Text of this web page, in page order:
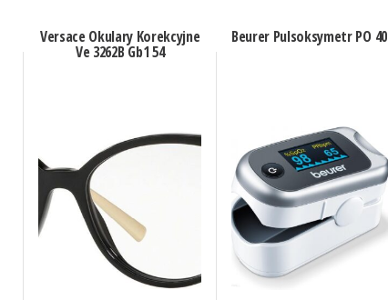
Versace Okulary Korekcyjne
Ve 3262B Gb1 54
Beurer Pulsoksymetr PO 40